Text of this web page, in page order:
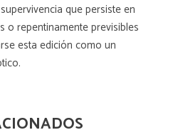
que persiste en
repentinamente previsibles
esta edición como un